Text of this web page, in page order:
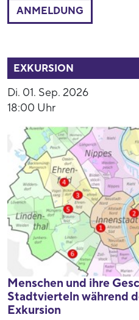
ANMELDUNG
EXKURSION
Di. 01. Sep. 2026
18:00 Uhr
Menschen und ihre
Stadtvierteln während
Exkursion